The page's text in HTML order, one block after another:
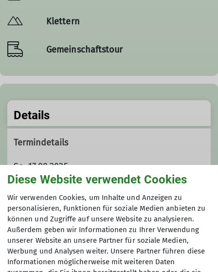
Klettern
Gemeinschaftstour
Details
Termindetails
So. 17.08.2025
Preis
ohne Gebühr
Diese Website verwendet Cookies
Wir verwenden Cookies, um Inhalte und Anzeigen zu
personalisieren, Funktionen für soziale Medien anbieten zu
können und Zugriffe auf unsere Website zu analysieren.
Außerdem geben wir Informationen zu Ihrer Verwendung
unserer Website an unsere Partner für soziale Medien,
Werbung und Analysen weiter. Unsere Partner führen diese
Informationen möglicherweise mit weiteren Daten